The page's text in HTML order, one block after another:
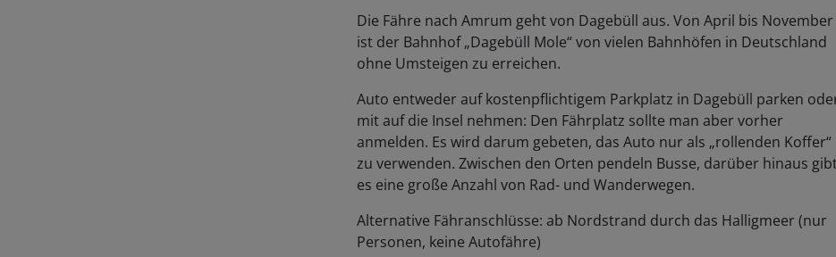
Die Fähre nach Amrum geht von Dagebüll aus. Von April bis November
ist der Bahnhof „Dagebüll Mole“ von vielen Bahnhöfen in Deutschland
ohne Umsteigen zu erreichen.
Auto entweder auf kostenpflichtigem Parkplatz in Dagebüll parken oder
mit auf die Insel nehmen: Den Fährplatz sollte man aber vorher
anmelden. Es wird darum gebeten, das Auto nur als „rollenden Koffer“
zu verwenden. Zwischen den Orten pendeln Busse, darüber hinaus gibt
es eine große Anzahl von Rad- und Wanderwegen.
Alternative Fähranschlüsse: ab Nordstrand durch das Halligmeer (nur
Personen, keine Autofähre)